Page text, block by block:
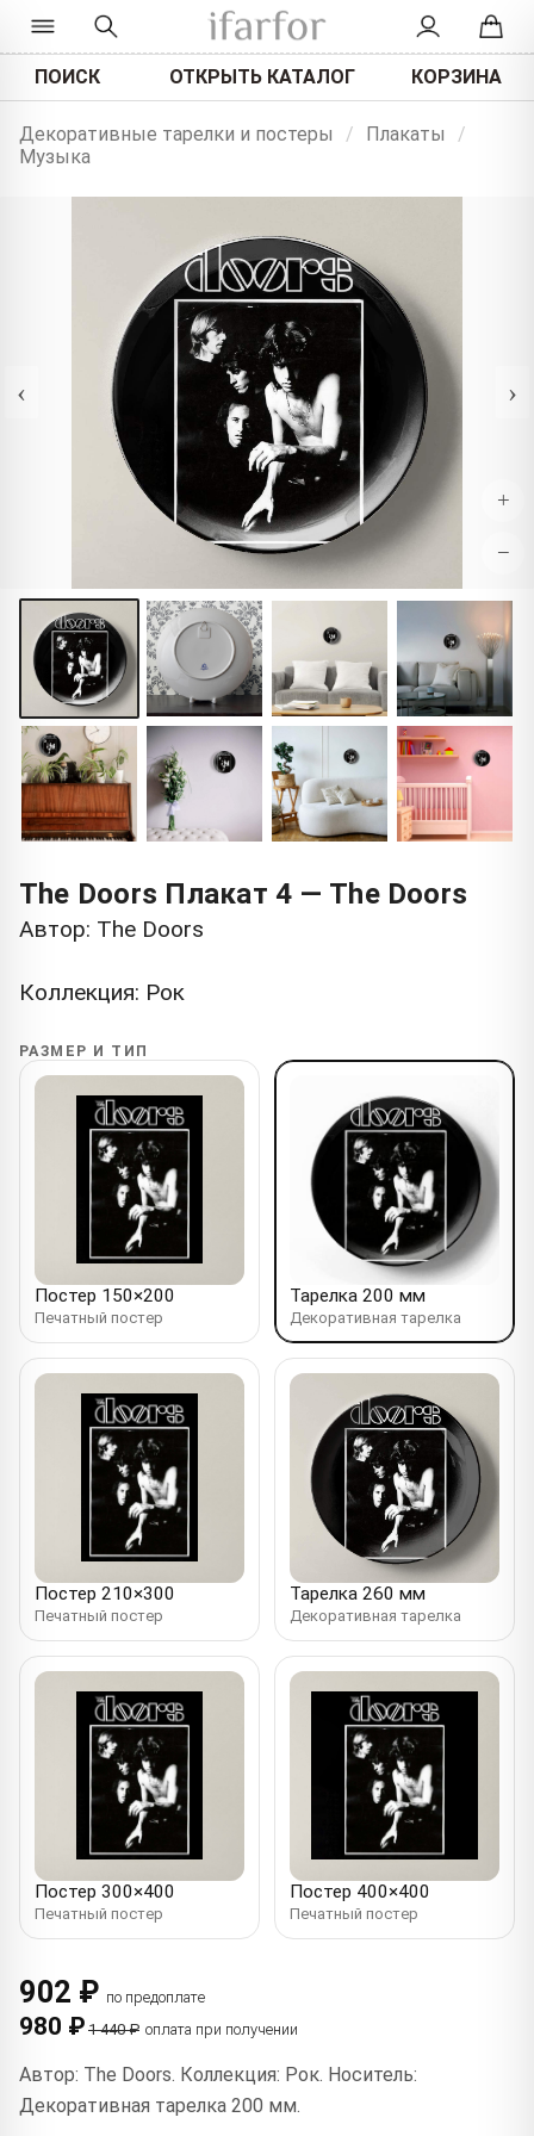
ПОИСК ОТКРЫТЬ КАТАЛОГ КОРЗИНА
Декоративные тарелки и постеры / Плакаты
/
Музыка
‹ ›
+
−
The Doors Плакат 4 — The Doors
Автор: The Doors
Коллекция: Рок
РАЗМЕР И ТИП
Постер 150×200
Печатный постер
Тарелка 200 мм
Декоративная тарелка
Постер 210×300
Печатный постер
Тарелка 260 мм
Декоративная тарелка
Постер 300×400
Печатный постер
Постер 400×400
Печатный постер
902 ₽ по предоплате
980 ₽ 1 440 ₽ оплата при получении
Автор: The Doors. Коллекция: Рок. Носитель:
Декоративная тарелка 200 мм.